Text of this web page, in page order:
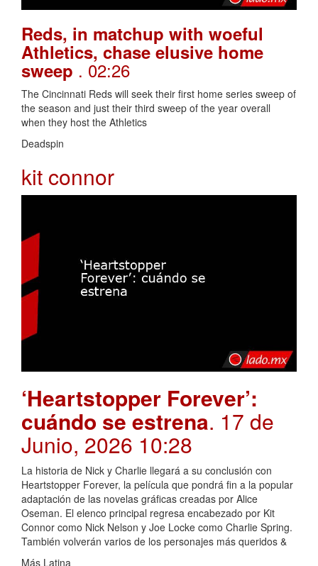
Reds, in matchup with woeful
Athletics, chase elusive home
sweep . 02:26
The Cincinnati Reds will seek their first home series sweep of
the season and just their third sweep of the year overall
when they host the Athletics
Deadspin
kit connor
‘Heartstopper Forever’:
cuándo se estrena. 17 de
Junio, 2026 10:28
La historia de Nick y Charlie llegará a su conclusión con
Heartstopper Forever, la película que pondrá fin a la popular
adaptación de las novelas gráficas creadas por Alice
Oseman. El elenco principal regresa encabezado por Kit
Connor como Nick Nelson y Joe Locke como Charlie Spring.
También volverán varios de los personajes más queridos &
Más Latina